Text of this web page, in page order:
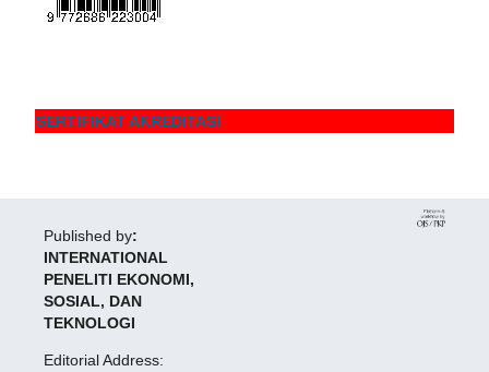
SERTIFIKAT AKREDITASI
Published by:
INTERNATIONAL
PENELITI EKONOMI,
SOSIAL, DAN
TEKNOLOGI
Editorial Address: